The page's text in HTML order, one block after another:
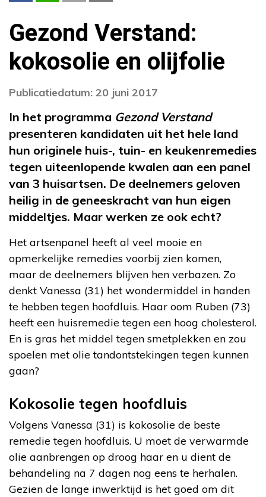
Gezond Verstand:
kokosolie en olijfolie
Publicatiedatum: 20 juni 2017
In het programma Gezond Verstand
presenteren kandidaten uit het hele land
hun originele huis-, tuin- en keukenremedies
tegen uiteenlopende kwalen aan een panel
van 3 huisartsen. De deelnemers geloven
heilig in de geneeskracht van hun eigen
middeltjes. Maar werken ze ook echt?
Het artsenpanel heeft al veel mooie en
opmerkelijke remedies voorbij zien komen,
maar de deelnemers blijven hen verbazen. Zo
denkt Vanessa (31) het wondermiddel in handen
te hebben tegen hoofdluis. Haar oom Ruben (73)
heeft een huisremedie tegen een hoog cholesterol.
En is gras het middel tegen smetplekken en zou
spoelen met olie tandontstekingen tegen kunnen
gaan?
Kokosolie tegen hoofdluis
Volgens Vanessa (31) is kokosolie de beste
remedie tegen hoofdluis. U moet de verwarmde
olie aanbrengen op droog haar en u dient de
behandeling na 7 dagen nog eens te herhalen.
Gezien de lange inwerktijd is het goed om dit